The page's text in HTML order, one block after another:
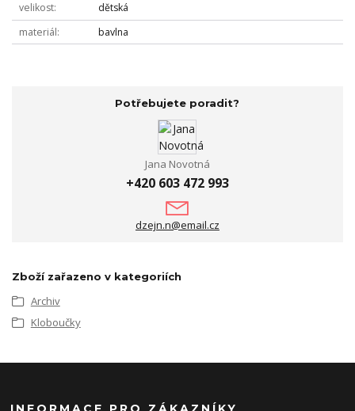
velikost
dětská
materiál
bavlna
Potřebujete poradit?
Jana Novotná
+420 603 472 993
dzejn.n@email.cz
Zboží zařazeno v kategoriích
Archiv
Kloboučky